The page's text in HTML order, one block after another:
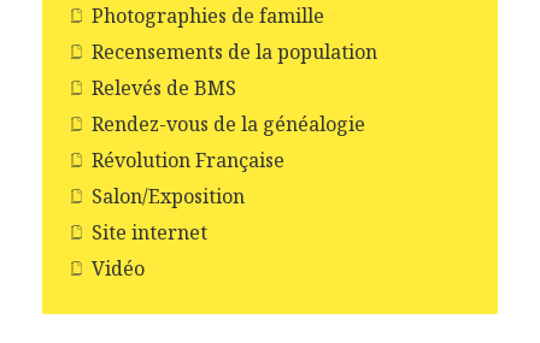
Photographies de famille
Recensements de la population
Relevés de BMS
Rendez-vous de la généalogie
Révolution Française
Salon/Exposition
Site internet
Vidéo